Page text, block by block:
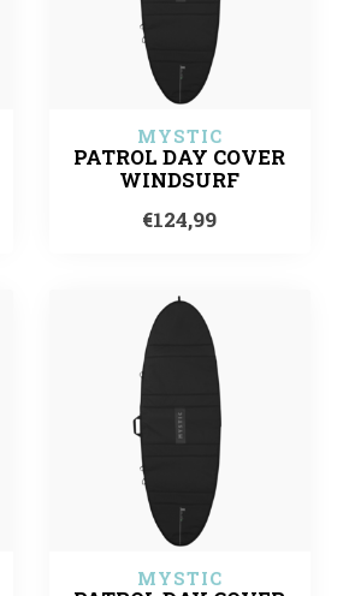
MYSTIC
PATROL DAY COVER
WINDSURF
€124,99
MYSTIC